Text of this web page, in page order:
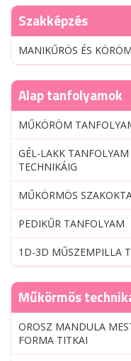
Szakképzés
MANIKŰRÖS ÉS
Alap tanfolyamok
MŰKÖRÖM
GÉL-LAKK
TECHNIKÁIG
MŰKÖRMÖS
PEDIKŰR TANFOLYAM
1D-3D MŰSZEMPILLA
Műkörmös
OROSZ MANDULA
FORMA TITKAI